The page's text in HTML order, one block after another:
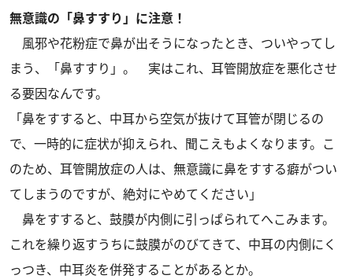
無意識の「鼻すすり」に注意！
風邪や花粉症で鼻が出そうになったとき、ついやってし
まう、「鼻すすり」。 実はこれ、耳管開放症を悪化させ
る要因なんです。
「鼻をすすると、中耳から空気が抜けて耳管が閉じるの
で、一時的に症状が抑えられ、聞こえもよくなります。こ
のため、耳管開放症の人は、無意識に鼻をすする癖がつい
てしまうのですが、絶対にやめてください」
鼻をすすると、鼓膜が内側に引っぱられてへこみます。
これを繰り返すうちに鼓膜がのびてきて、中耳の内側にく
っつき、中耳炎を併発することがあるとか。